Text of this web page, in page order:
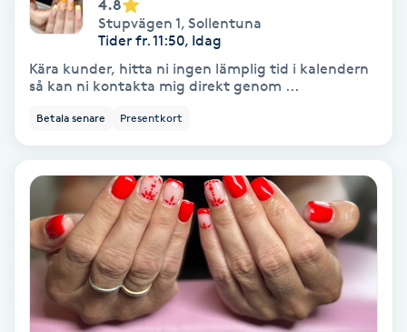
Permanent hårborttagning
Permanent ögonbrynsmakeup
Personal shopper
Picolaser
Piercing
Pigmentbehandling
4.8
Stupvägen 1, Sollentuna
Tider fr. 11:50, Idag
Kära kunder, hitta ni ingen lämplig tid i kalendern
så kan ni kontakta mig direkt genom ...
Betala senare Presentkort